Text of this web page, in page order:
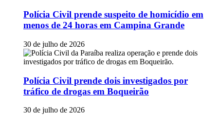
Polícia Civil prende suspeito de homicídio em
menos de 24 horas em Campina Grande
30 de julho de 2026
Polícia Civil prende dois investigados por
tráfico de drogas em Boqueirão
30 de julho de 2026